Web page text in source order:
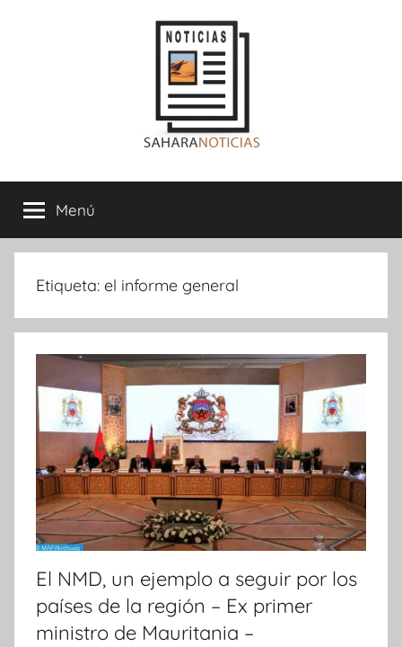
Sahara
Noticias
Menú
Etiqueta: el informe general
El NMD, un ejemplo a seguir por los
países de la región – Ex primer
ministro de Mauritania –